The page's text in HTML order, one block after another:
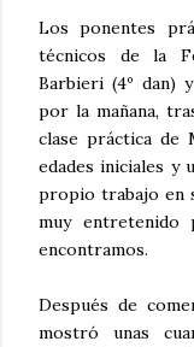
Los ponentes
técnicos de la
Barbieri (4º dan)
por la mañana,
clase práctica de
edades iniciales y
propio trabajo en
muy
encontramos.
Después de
mostró unas